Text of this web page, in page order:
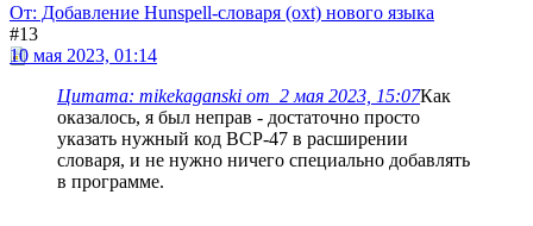
От: Добавление Hunspell-словаря (oxt) нового языка
#13
10 мая 2023, 01:14
Цитата: mikekaganski от 2 мая 2023, 15:07Как
оказалось, я был неправ - достаточно просто
указать нужный код BCP-47 в расширении
словаря, и не нужно ничего специально добавлять
в программе.